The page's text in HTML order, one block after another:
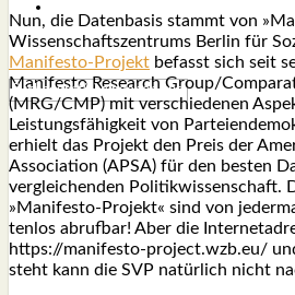
Nun, die Daten­ba­sis stammt von
Wis­sen­schafts­zen­trums Ber­lin für
Mani­festo-Pro­jekt befasst sich seit
Mani­festo Rese­arch Group/
(MRG/CMP) mit ver­schie­de­nen
Leis­tungs­fä­hig­keit von
erhielt das Pro­jekt den Preis der
Asso­cia­ti­on (APSA) für den bes­ten
ver­glei­chen­den Poli­tik­wis­sen­schaft.
»Mani­festo-Pro­jekt« sind von
ten­los abruf­bar! Aber die
https://manifesto-project.wzb.eu/
steht kann die SVP natür­lich nicht